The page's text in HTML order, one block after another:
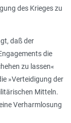
des Krieges zu
daß der
die
zu lassen«
»Verteidigung der
Mitteln.
Verharmlosung